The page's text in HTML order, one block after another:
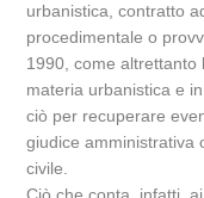
urbanistica, contratto
procedimentale o
1990, come altrettanto
materia urbanistica e
ciò per recuperare
giudice amministrativa
civile.